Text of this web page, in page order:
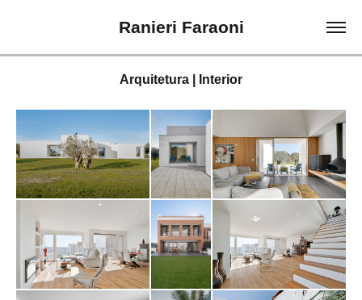
Ranieri Faraoni
Arquitetura | Interior